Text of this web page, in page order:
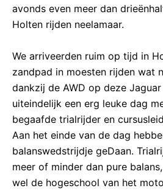
avonds even meer dan
Holten rijden neelamaar.
We arriveerden ruim op tijd in
zandpad in moesten rijden wat
dankzij de AWD op deze
uiteindelijk een erg leuke dag
begaafde trialrijder en
Aan het einde van de dag
balanswedstrijdje geDaan.
meer of minder dan pure
wel de hogeschool van het